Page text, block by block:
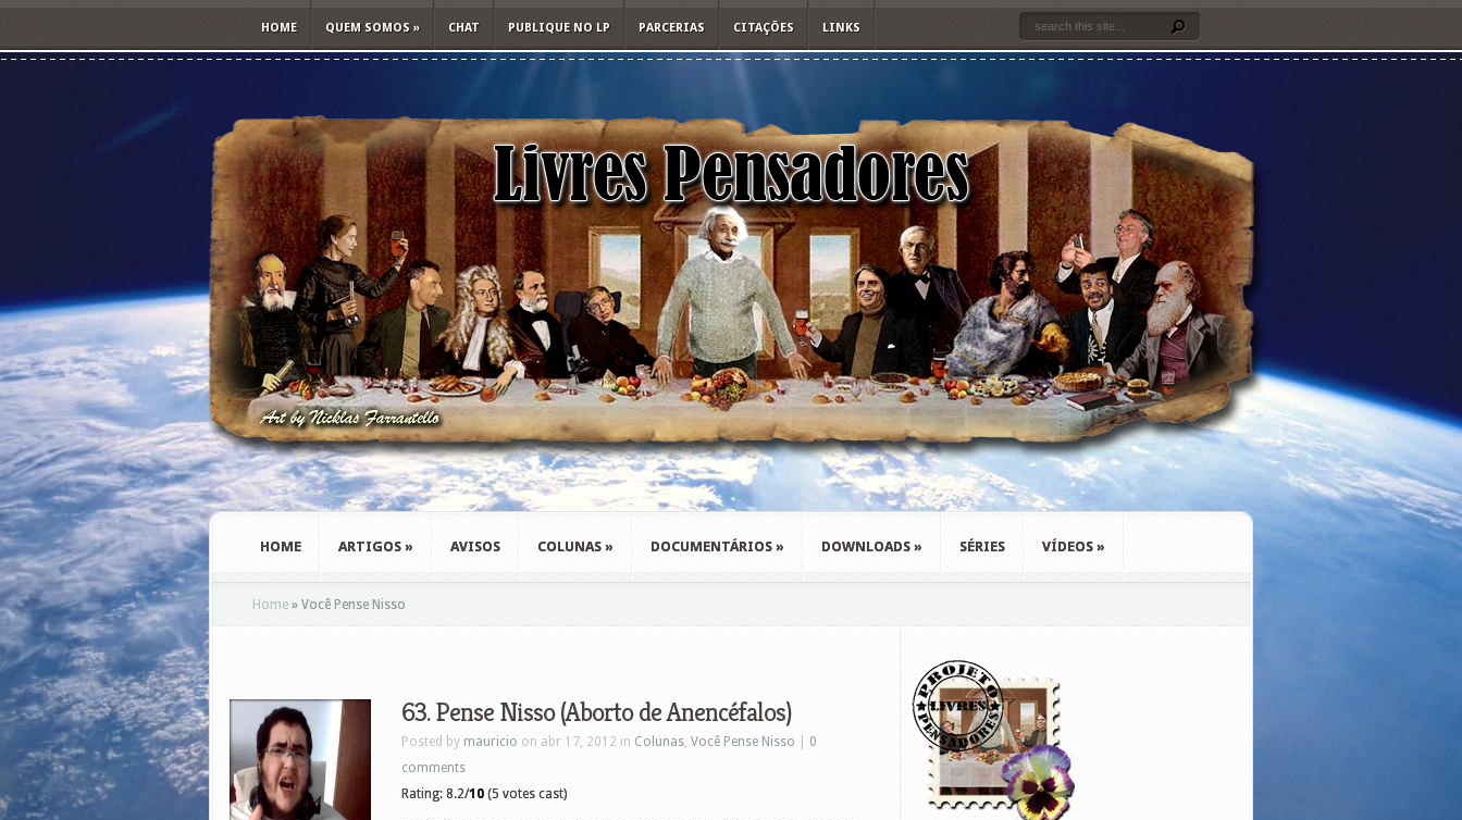
HOME QUEM SOMOS » CHAT PUBLIQUE NO LP PARCERIAS CITAÇÕES LINKS
HOME ARTIGOS » AVISOS COLUNAS » DOCUMENTÁRIOS » DOWNLOADS » SÉRIES VÍDEOS »
Home » Você Pense Nisso
63. Pense Nisso (Aborto de Anencéfalos)
Posted by mauricio on abr 17, 2012 in Colunas, Você Pense Nisso
0
comments
Rating: 8.2/10 (5 votes cast)